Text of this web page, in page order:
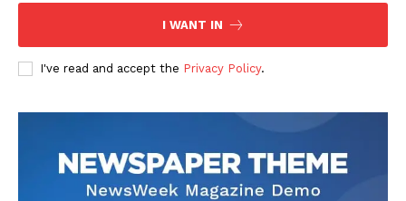
I WANT IN
I've read and accept the Privacy Policy.